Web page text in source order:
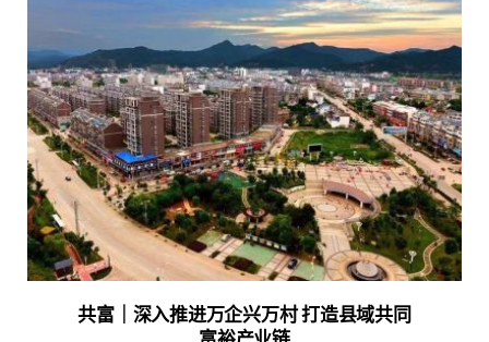
共富｜深入推进万企兴万村 打造县域共同